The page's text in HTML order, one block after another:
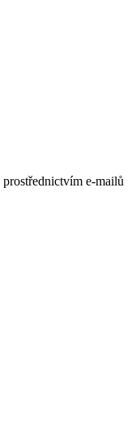
prostřednictvím e-mailů